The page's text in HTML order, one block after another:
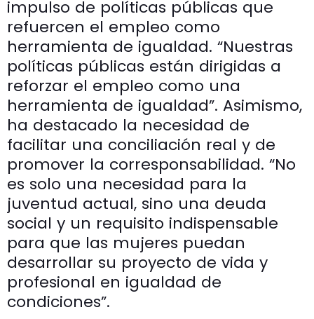
impulso de políticas públicas que
refuercen el empleo como
herramienta de igualdad. “Nuestras
políticas públicas están dirigidas a
reforzar el empleo como una
herramienta de igualdad”. Asimismo,
ha destacado la necesidad de
facilitar una conciliación real y de
promover la corresponsabilidad. “No
es solo una necesidad para la
juventud actual, sino una deuda
social y un requisito indispensable
para que las mujeres puedan
desarrollar su proyecto de vida y
profesional en igualdad de
condiciones”.